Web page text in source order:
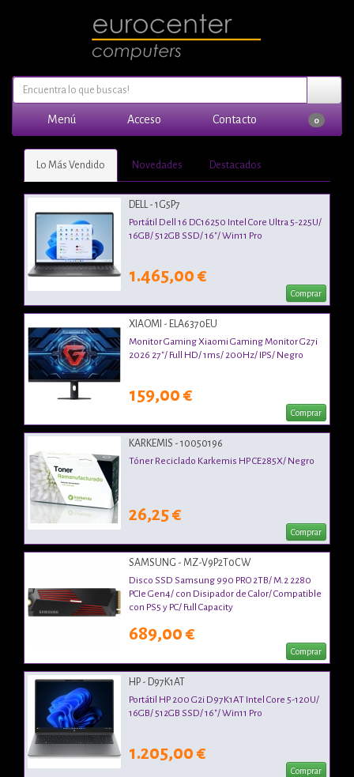
Menú Acceso Contacto 0
Lo Más Vendido Novedades Destacados
DELL - 1G5P7
Portátil Dell 16 DC16250 Intel Core Ultra 5-225U/
16GB/ 512GB SSD/ 16"/ Win11 Pro
1.465,00 €
Comprar
XIAOMI - ELA6370EU
Monitor Gaming Xiaomi Gaming Monitor G27i
2026 27"/ Full HD/ 1ms/ 200Hz/ IPS/ Negro
159,00 €
Comprar
KARKEMIS - 10050196
Tóner Reciclado Karkemis HP CE285X/ Negro
26,25 €
Comprar
SAMSUNG - MZ-V9P2T0CW
Disco SSD Samsung 990 PRO 2TB/ M.2 2280
PCIe Gen4/ con Disipador de Calor/ Compatible
con PS5 y PC/ Full Capacity
689,00 €
Comprar
HP - D97K1AT
Portátil HP 200 G2i D97K1AT Intel Core 5-120U/
16GB/ 512GB SSD/ 16"/ Win11 Pro
1.205,00 €
Comprar